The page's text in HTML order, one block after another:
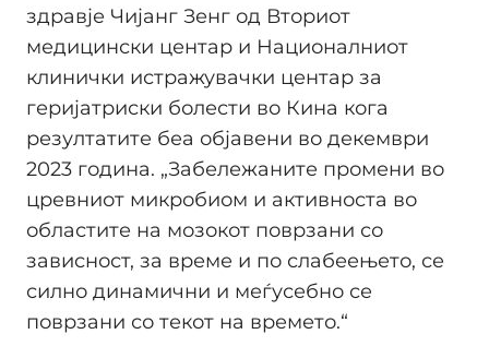
здравје Чијанг Зенг од Вториот
медицински центар и Националниот
клинички истражувачки центар за
геријатриски болести во Кина кога
резултатите беа објавени во декември
2023 година. „Забележаните промени во
цревниот микробиом и активноста во
областите на мозокот поврзани со
зависност, за време и по слабеењето, се
силно динамични и меѓусебно се
поврзани со текот на времето.“